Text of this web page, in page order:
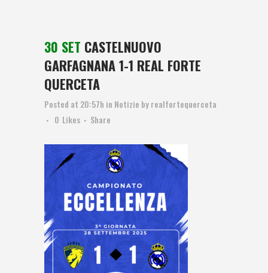
30 SET CASTELNUOVO
GARFAGNANA 1-1 REAL FORTE
QUERCETA
Posted at 20:57h in Notizie byrealfortequerceta
0 Likes Share